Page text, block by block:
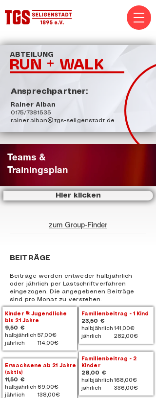
RUN + WALK
ABTEILUNG
Ansprechpartner:
Rainer Alban
0175/7381535
rainer.alban@tgs-seligenstadt.de
Teams &
Trainingsplan
Hier klicken
zum Group-Finder
BEITRÄGE
Beiträge werden entweder halbjährlich
oder jährlich per Lastschriftverfahren
eingezogen. Die angegebenen Beiträge
sind pro Monat zu verstehen.
Familienbeitrag - 1 Kind
23,50 €
halbjährlich
jährlich
141,00€
282,00€
Familienbeitrag - 2
Kinder
28,00 €
halbjährlich
jährlich
168,00€
336,00€
Kinder & Jugendliche
bis 21 Jahre
9,50 €
halbjährlich
jährlich
57,00€
114,00€
Erwachsene ab 21 Jahre
(aktiv)
11,50 €
halbjährlich
jährlich
69,00€
138,00€